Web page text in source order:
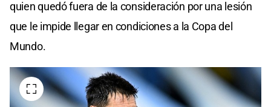
quien quedó fuera de la consideración por una lesión
que le impide llegar en condiciones a la Copa del
Mundo.